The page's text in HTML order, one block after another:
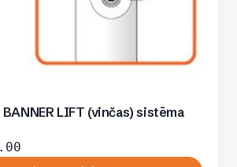
LIFT (vinčas) sistēma